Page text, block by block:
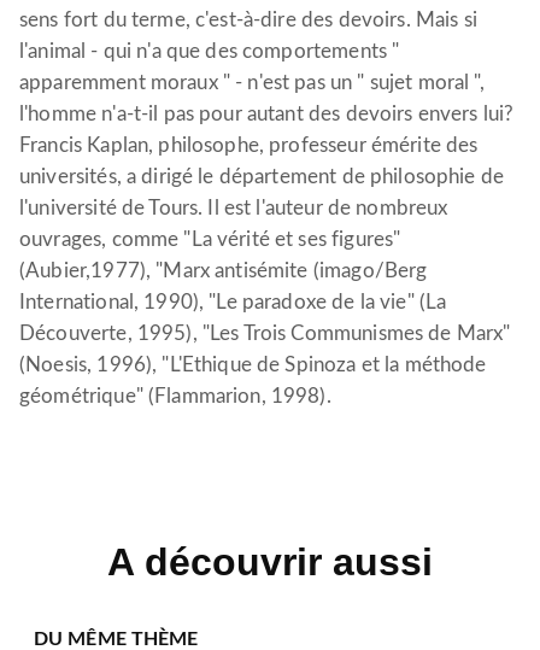
sens fort du terme, c'est-à-dire des devoirs. Mais si
l'animal - qui n'a que des comportements "
apparemment moraux " - n'est pas un " sujet moral ",
l'homme n'a-t-il pas pour autant des devoirs envers lui?
Francis Kaplan, philosophe, professeur émérite des
universités, a dirigé le département de philosophie de
l'université de Tours. Il est l'auteur de nombreux
ouvrages, comme "La vérité et ses figures"
(Aubier,1977), "Marx antisémite (imago/Berg
International, 1990), "Le paradoxe de la vie" (La
Découverte, 1995), "Les Trois Communismes de Marx"
(Noesis, 1996), "L'Ethique de Spinoza et la méthode
géométrique" (Flammarion, 1998).
A découvrir aussi
DU MÊME THÈME